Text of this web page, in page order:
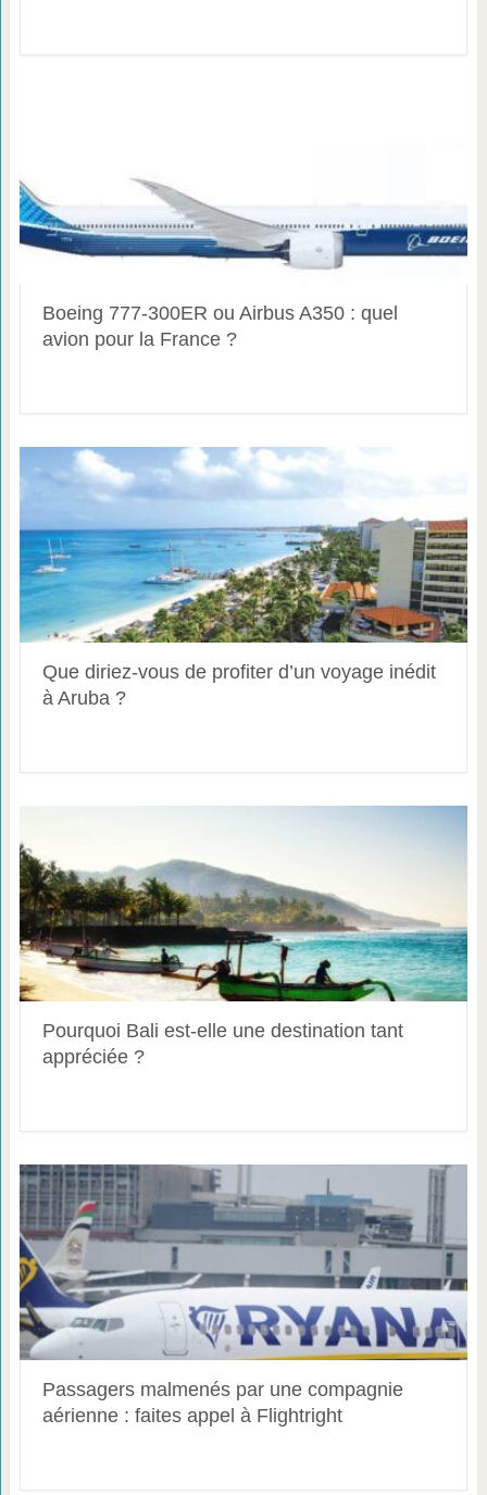
Boeing 777-300ER ou Airbus A350 : quel
avion pour la France ?
Que diriez-vous de profiter d’un voyage inédit
à Aruba ?
Pourquoi Bali est-elle une destination tant
appréciée ?
Passagers malmenés par une compagnie
aérienne : faites appel à Flightright